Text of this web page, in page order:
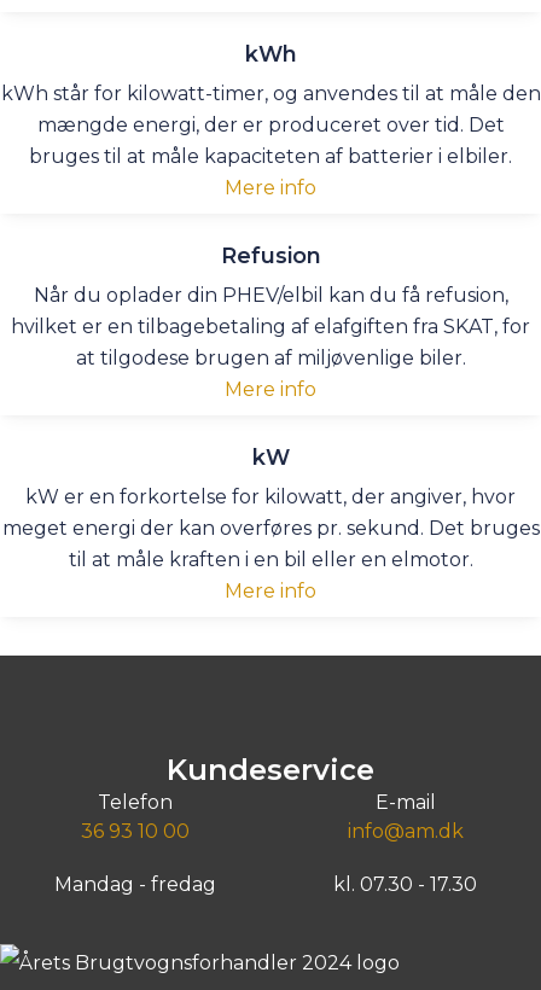
kWh
kWh står for kilowatt-timer, og anvendes til at måle den
mængde energi, der er produceret over tid. Det
bruges til at måle kapaciteten af batterier i elbiler.
Mere info
Refusion
Når du oplader din PHEV/elbil kan du få refusion,
hvilket er en tilbagebetaling af elafgiften fra SKAT, for
at tilgodese brugen af miljøvenlige biler.
Mere info
kW
kW er en forkortelse for kilowatt, der angiver, hvor
meget energi der kan overføres pr. sekund. Det bruges
til at måle kraften i en bil eller en elmotor.
Mere info
Kundeservice
Telefon
36 93 10 00
E-mail
info@am.dk
Mandag - fredag kl. 07.30 - 17.30